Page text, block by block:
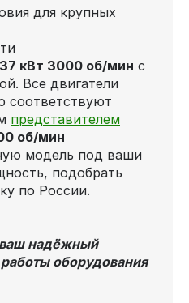
для крупных
кВт 3000 об/мин с
Все двигатели
соответствуют
представителем
об/мин
модель под ваши
подобрать
по России.
ваш надёжный
оборудования